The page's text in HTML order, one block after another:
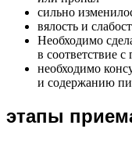
сильно
вялость и
Необходимо
в соответствие
необходимо
и содержанию
этапы